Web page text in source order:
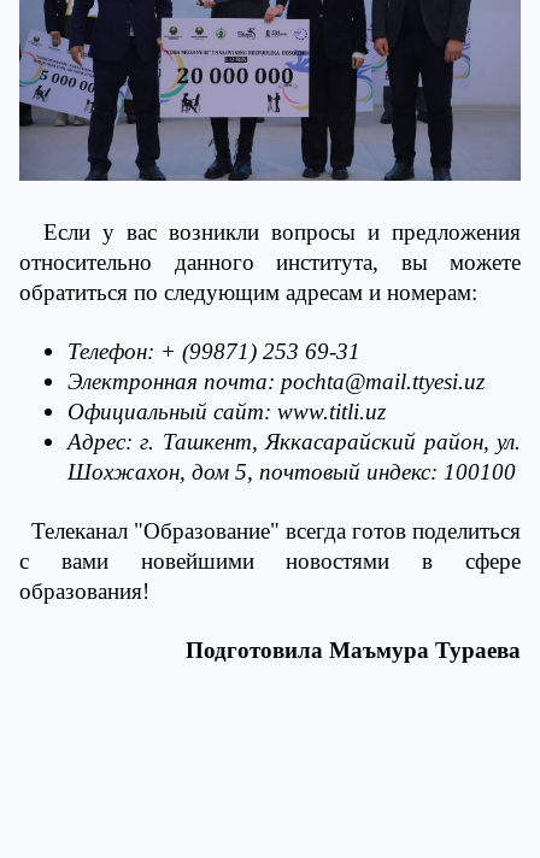
Если у вас возникли вопросы и предложения
относительно данного института, вы можете
обратиться по следующим адресам и номерам:
Телефон: + (99871) 253 69-31
Электронная почта: pochta@mail.ttyesi.uz
Официальный сайт: www.titli.uz
Адрес: г. Ташкент, Яккасарайский район, ул.
Шохжахон, дом 5, почтовый индекс: 100100
Телеканал "Образование" всегда готов поделиться
с вами новейшими новостями в сфере
образования!
Подготовила Маъмура Тураева